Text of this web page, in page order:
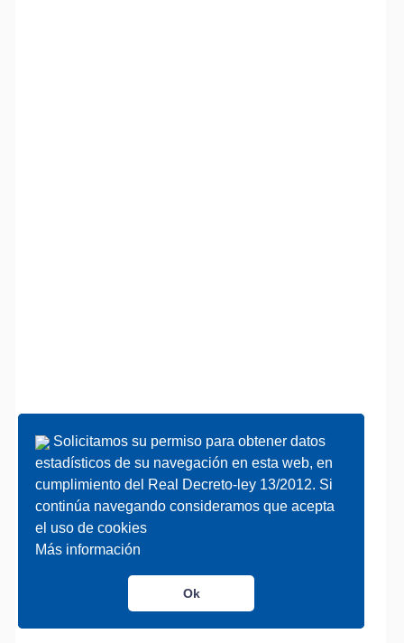
Solicitamos su permiso para obtener datos
estadísticos de su navegación en esta web, en
cumplimiento del Real Decreto-ley 13/2012. Si
continúa navegando consideramos que acepta
el uso de cookies
Más información
Ok
Solicitamos su permiso para obtener datos
estadísticos de su navegación en esta web, en
cumplimiento del Real Decreto-ley 13/2012. Si
continúa navegando consideramos que acepta
el uso de cookies
Más información
Ok